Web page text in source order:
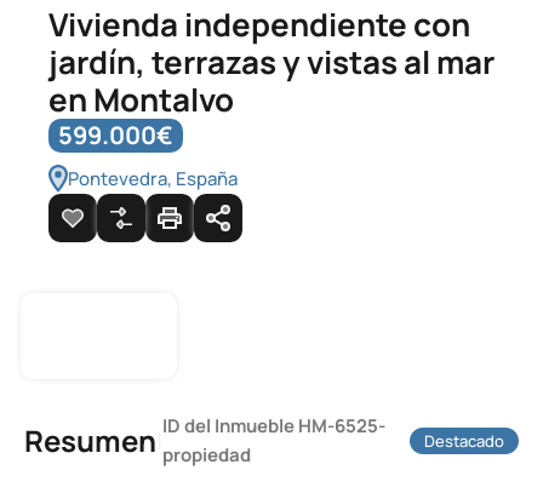
Vivienda independiente con
jardín, terrazas y vistas al mar
en Montalvo
599.000€
Pontevedra, España
Resumen ID del InmuebleHM-6525-
propiedad
Destacado